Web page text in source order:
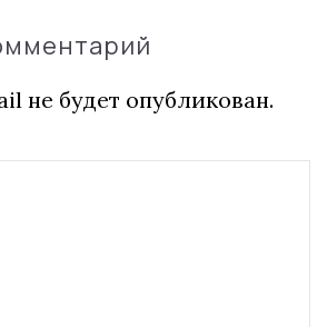
не будет опубликован.